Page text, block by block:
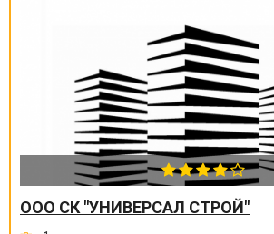
ООО СК "УНИВЕРСАЛ СТРОЙ"